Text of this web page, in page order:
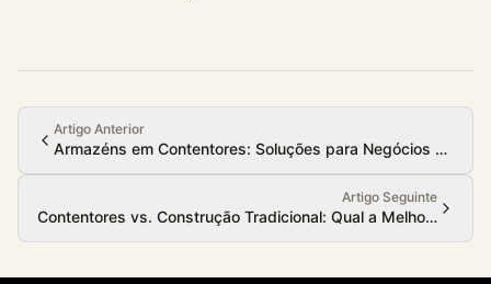
Artigo Anterior
Armazéns em Contentores: Soluções para Negócios em
Artigo Seguinte
Contentores vs. Construção Tradicional: Qual a Melhor Opção?